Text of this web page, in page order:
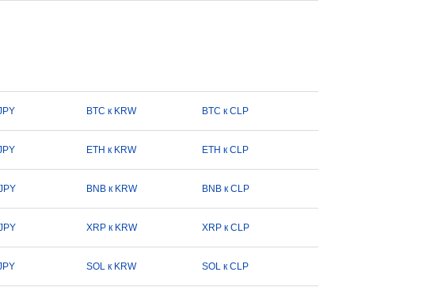
BTC к KRW BTC к CLP
ETH к KRW ETH к CLP
BNB к KRW BNB к CLP
XRP к KRW XRP к CLP
SOL к KRW SOL к CLP